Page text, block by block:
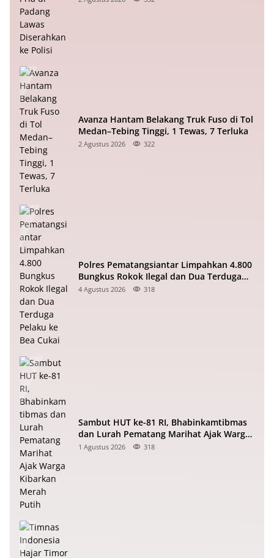
Avanza Hantam Belakang Truk Fuso di Tol
Medan–Tebing Tinggi, 1 Tewas, 7 Terluka
2 Agustus 2026 322
Polres Pematangsiantar Limpahkan 4.800
Bungkus Rokok Ilegal dan Dua Terduga
Pelaku ke Bea Cukai
4 Agustus 2026 318
Sambut HUT ke-81 RI, Bhabinkamtibmas
dan Lurah Pematang Marihat Ajak Warga
Kibarkan Merah Putih
1 Agustus 2026 318